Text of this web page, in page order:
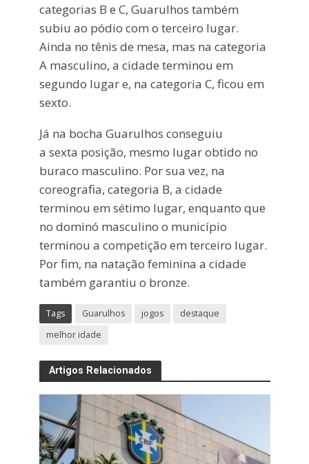
categorias B e C, Guarulhos também
subiu ao pódio com o terceiro lugar.
Ainda no tênis de mesa, mas na categoria
A masculino, a cidade terminou em
segundo lugar e, na categoria C, ficou em
sexto.
Já na bocha Guarulhos conseguiu
a sexta posição, mesmo lugar obtido no
buraco masculino. Por sua vez, na
coreografia, categoria B, a cidade
terminou em sétimo lugar, enquanto que
no dominó masculino o município
terminou a competição em terceiro lugar.
Por fim, na natação feminina a cidade
também garantiu o bronze.
Tags Guarulhos jogos
destaque
melhor idade
Artigos Relacionados